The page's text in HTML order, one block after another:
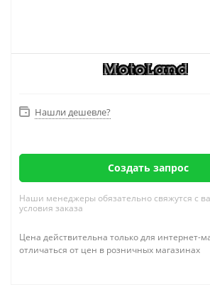
Нашли дешевле?
Создать запрос
Наши менеджеры обязательно свяжутся с
условия заказа
Цена действительна только для интернет-
отличаться от цен в розничных магазинах